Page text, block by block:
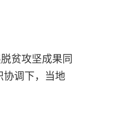
贫攻坚成果同
协调下，当地